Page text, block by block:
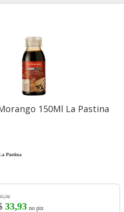
150Ml La Pastina
Pastina
33,93 no pix